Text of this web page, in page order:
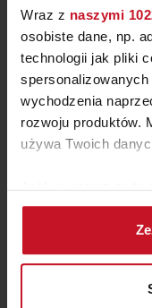
Wraz z naszymi
osobiste dane, np.
technologii jak pliki
wychodzenia
rozwoju produktów.
używa Twoich
Jeśli wyrazisz na to
Gromadzić
geograficznej z
(fingerprinting,